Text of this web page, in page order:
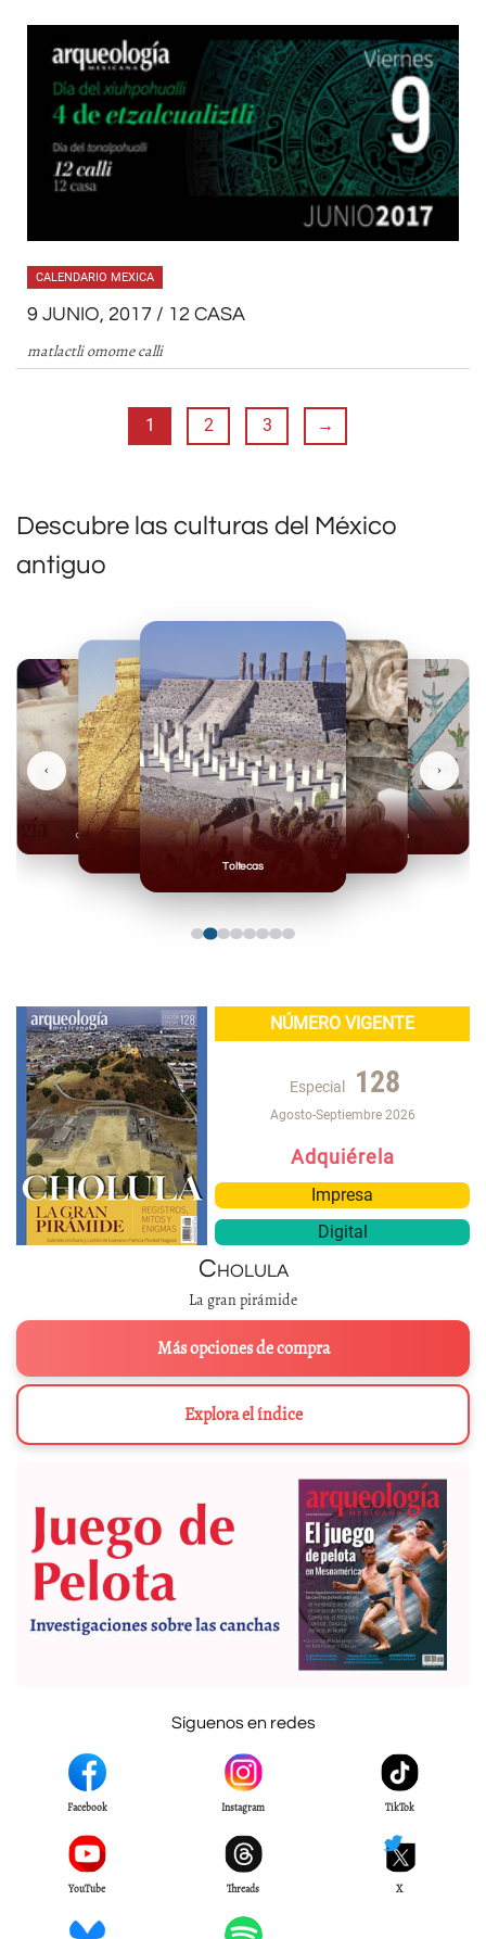
CALENDARIO MEXICA
9 JUNIO, 2017 / 12 CASA
matlactli omome calli
1 2 3 →
Descubre las culturas del México
antiguo
Toltecas
Mexicas
Olmecas
‹ ›
NÚMERO VIGENTE
Especial 128
Agosto-Septiembre 2026
Adquiérela
Impresa
Digital
Cholula
La gran pirámide
Más opciones de compra
Explora el índice
Síguenos en redes
Facebook Instagram TikTok
YouTube Threads X